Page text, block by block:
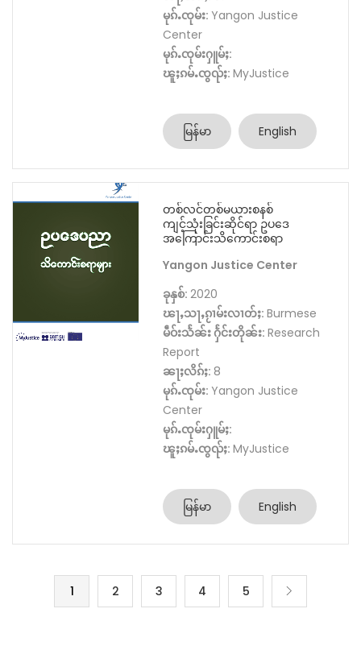
မုၵ်ႉၸုမ်း: Yangon Justice
Center
မုၵ်ႉၸုမ်းႁူမ်ႈ:
ၽူႈၵမ်ႉၸွၺ်ႈ: MyJustice
မြန်မာ English
တစ်လင်တစ်မယားစနစ်
ကျင့်သုံးခြင်းဆိုင်ရာ ဥပဒေ
အကြောင်းသိကောင်းစရာ
Yangon Justice Center
ခုနှစ်: 2020
ၽႃႇသႃႇၵႂၢမ်းလၢတ်ႈ: Burmese
မဵဝ်းသႅၼ်း ႁႅင်းတိုၼ်း: Research
Report
ၼႃႈလိၵ်ႈ: 8
မုၵ်ႉၸုမ်း: Yangon Justice
Center
မုၵ်ႉၸုမ်းႁူမ်ႈ:
ၽူႈၵမ်ႉၸွၺ်ႈ: MyJustice
မြန်မာ English
1 2 3 4 5